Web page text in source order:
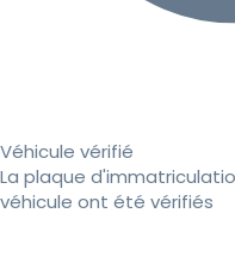
Véhicule vérifié
La plaque
véhicule ont été vérifiés